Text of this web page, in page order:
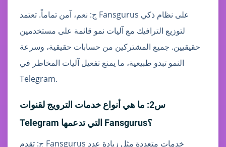
ج: نعم، آمن تماماً. تعتمد Fansgurus على نظام ذكي
لتوزيع الترافيك مع آليات نمو قائمة على مستخدمين
حقيقيين. جميع المشتركين من حسابات حقيقية، وسرعة
النمو تبدو طبيعية، ما يمنع تفعيل آليات المخاطر في
Telegram.
س2: ما هي أنواع خدمات الترويج لقنوات
Telegram التي تدعمها Fansgurus؟
ج: تقدم Fansgurus خدمات متعددة مثل زيادة عدد